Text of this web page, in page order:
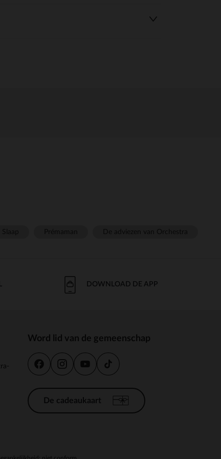
DOWNLOAD DE APP
Word lid van de gemeenschap
De cadeaukaart